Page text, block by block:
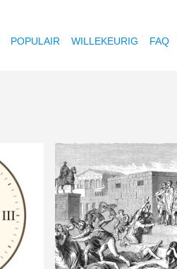
POPULAIR WILLEKEURIG FAQ